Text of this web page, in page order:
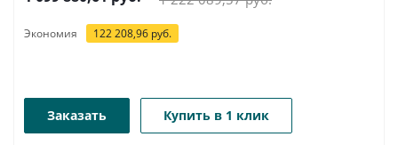
Экономия 122 208,96 руб.
Заказать Купить в 1 клик